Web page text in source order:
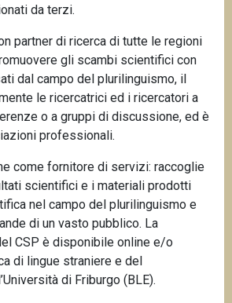
da terzi.
partner di ricerca di tutte le regioni
gli scambi scientifici con
dal campo del plurilinguismo, il
le ricercatrici ed i ricercatori a
o a gruppi di discussione, ed è
professionali.
come fornitore di servizi: raccoglie
scientifici e i materiali prodotti
nel campo del plurilinguismo e
di un vasto pubblico. La
CSP è disponibile online e/o
di lingue straniere e del
di Friburgo (BLE).